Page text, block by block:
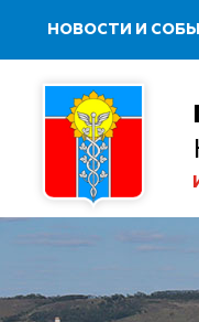
НОВОСТИ И